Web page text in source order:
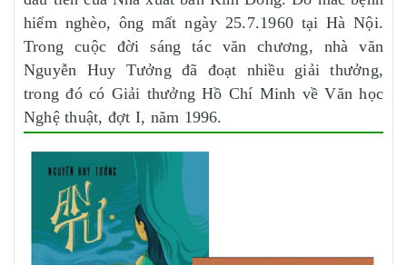
hiểm nghèo, ông mất ngày 25.7.1960 tại Hà Nội.
Trong cuộc đời sáng tác văn chương, nhà văn
Nguyễn Huy Tưởng đã đoạt nhiều giải thưởng,
trong đó có Giải thưởng Hồ Chí Minh về Văn học
Nghệ thuật, đợt I, năm 1996.